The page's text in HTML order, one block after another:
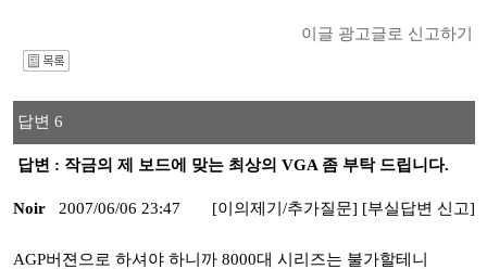
이글 광고글로 신고하기
답변 6
답변 : 작금의 제 보드에 맞는 최상의 VGA 좀 부탁 드립니다.
Noir 2007/06/06 23:47 [이의제기/추가질문] [부실답변 신고]
AGP버젼으로 하셔야 하니까 8000대 시리즈는 불가할테니